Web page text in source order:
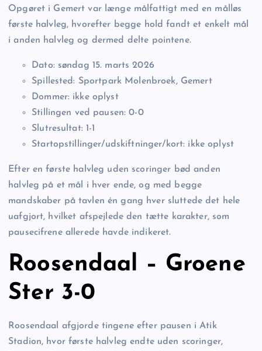
Opgøret i Gemert var længe målfattigt med en målløs
første halvleg, hvorefter begge hold fandt et enkelt mål
i anden halvleg og dermed delte pointene.
Dato: søndag 15. marts 2026
Spillested: Sportpark Molenbroek, Gemert
Dommer: ikke oplyst
Stillingen ved pausen: 0-0
Slutresultat: 1-1
Startopstillinger/udskiftninger/kort: ikke oplyst
Efter en første halvleg uden scoringer bød anden
halvleg på et mål i hver ende, og med begge
mandskaber på tavlen én gang hver sluttede det hele
uafgjort, hvilket afspejlede den tætte karakter, som
pausecifrene allerede havde indikeret.
Roosendaal – Groene
Ster 3-0
Roosendaal afgjorde tingene efter pausen i Atik
Stadion, hvor første halvleg endte uden scoringer,